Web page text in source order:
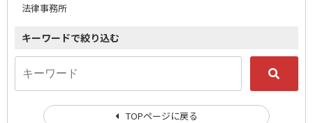
法律事務所
キーワードで絞り込む
TOPページに戻る